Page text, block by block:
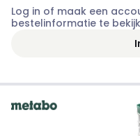
Log in of maak een
bestelinformatie te